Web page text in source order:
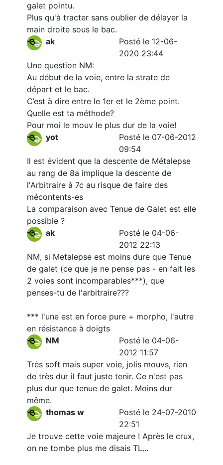
galet pointu.
Plus qu'à tracter sans oublier de délayer la
main droite sous le bac.
ak
Posté le 12-06-
2020 23:44
Une question NM:
Au début de la voie, entre la strate de
départ et le bac.
C’est à dire entre le 1er et le 2ème point.
Quelle est ta méthode?
Pour moi le mouv le plus dur de la voie!
yot
Posté le 07-06-2012
09:54
Il est évident que la descente de Métalepse
au rang de 8a implique la descente de
l'Arbitraire à 7c au risque de faire des
mécontents-es
La comparaison avec Tenue de Galet est elle
possible ?
ak
Posté le 04-06-
2012 22:13
NM, si Metalepse est moins dure que Tenue
de galet (ce que je ne pense pas - en fait les
2 voies sont incomparables***), que
penses-tu de l'arbitraire???
*** l'une est en force pure + morpho, l'autre
en résistance à doigts
NM
Posté le 04-06-
2012 11:57
Très soft mais super voie, jolis mouvs, rien
de très dur il faut juste tenir. Ce n'est pas
plus dur que tenue de galet. Moins dur
même.
thomas w
Posté le 24-07-2010
22:51
Je trouve cette voie majeure ! Après le crux,
on ne tombe plus me disais TL...